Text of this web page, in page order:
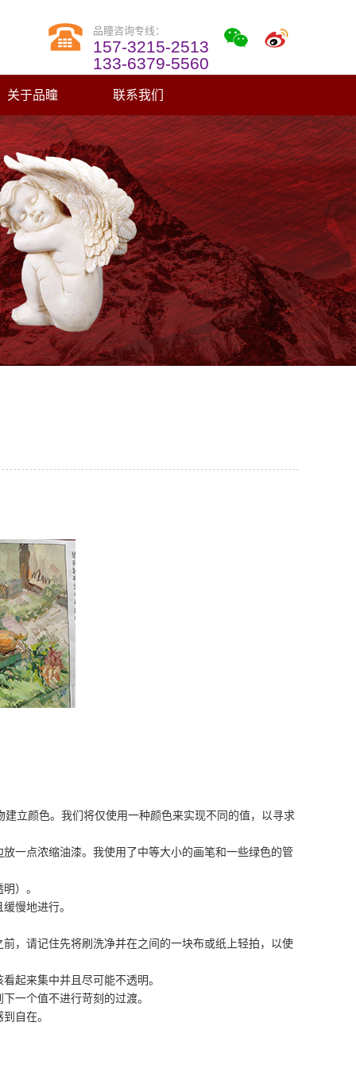
品瞳咨询专线：
157-3215-2513
133-6379-5560
关于品瞳 联系我们
立颜色。我们将仅使用一种颜色来实现不同的值，以寻求
一点浓缩油漆。我使用了中等大小的画笔和一些绿色的管
）。
慢地进行。
，请记住先将刷洗净并在之间的一块布或纸上轻拍，以使
起来集中并且尽可能不透明。
一个值不进行苛刻的过渡。
自在。